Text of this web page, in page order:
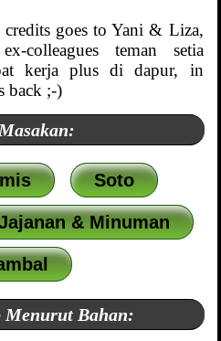
goes to Yani & Liza,
colleagues teman setia
kerja plus di dapur, in
back ;-)
Soto
& Minuman
Menurut Bahan: